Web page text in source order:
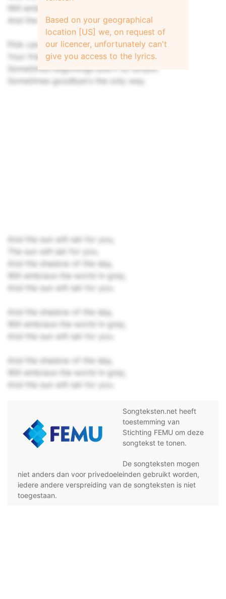
Will embrace the world in grey,
And the sun will set for you.
Pink cards and flowers on your window,
Your friends all plead for you to stay.
Sometimes beginnings aren't so simple.
Sometimes goodbye's the only way.
And the sun will set for you,
The sun will set for you.
And the shadow of the day,
Will embrace the world in grey,
And the sun will set for you.
And the shadow of the day,
Will embrace the world in grey,
And the sun will set for you.
And the shadow of the day,
Will embrace the world in grey,
And the sun will set for you.
Based on your geographical
location [US] we, on request of
our licencer, unfortunately can't
give you access to the lyrics.
Songteksten.net heeft
toestemming van
Stichting FEMU om deze
songtekst te tonen.
De songteksten mogen
niet anders dan voor privedoeleinden gebruikt worden,
iedere andere verspreiding van de songteksten is niet
toegestaan.